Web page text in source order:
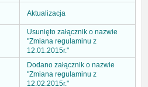
Aktualizacja
Usunięto załącznik o nazwie
"Zmiana regulaminu z
12.01.2015r."
Dodano załącznik o nazwie
"Zmiana regulaminu z
12.02.2015r."